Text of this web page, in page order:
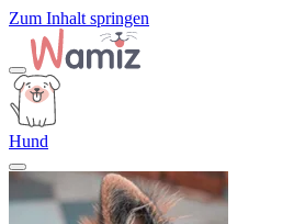
Zum Inhalt springen
Hund